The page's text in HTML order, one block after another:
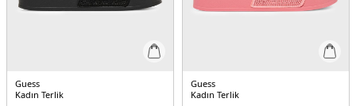
Guess
Kadın Terlik
Guess
Kadın Terlik